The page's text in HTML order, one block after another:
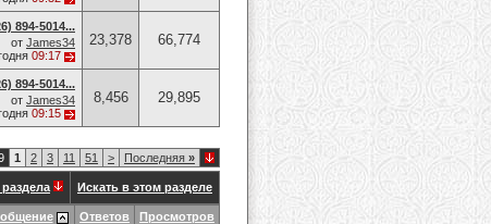
894-5014​...
от James34
09:17
23,378 66,774
894-5014​...
от James34
09:15
8,456 29,895
1 2 3 11 51 > Последняя »
Искать в этом разделе
Ответов Просмотров